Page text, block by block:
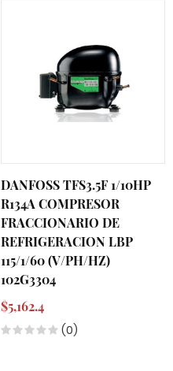
DANFOSS TFS3.5F 1/10HP
R134A COMPRESOR
FRACCIONARIO DE
REFRIGERACION LBP
115/1/60 (V/PH/HZ)
102G3304
$5,162.4
(0)